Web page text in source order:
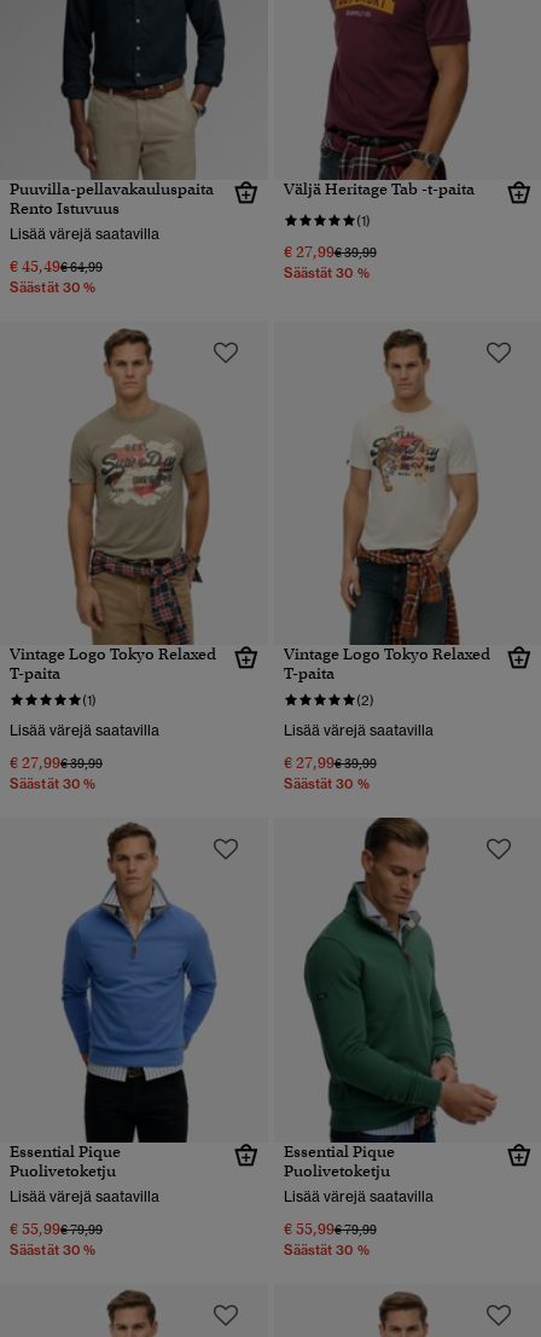
Puuvilla-pellavakauluspaita
Rento Istuvuus
Lisää värejä saatavilla
€ 45,49Hinta alennettu hinnasta
€ 64,99hintaan
Säästät 30 %
Väljä Heritage Tab -t-paita
(1)
€ 27,99Hinta alennettu hinnasta
€ 39,99hintaan
Säästät 30 %
Vintage Logo Tokyo Relaxed
T-paita
(1)
Lisää värejä saatavilla
€ 27,99Hinta alennettu hinnasta
€ 39,99hintaan
Säästät 30 %
Vintage Logo Tokyo Relaxed
T-paita
(2)
Lisää värejä saatavilla
€ 27,99Hinta alennettu hinnasta
€ 39,99hintaan
Säästät 30 %
Essential Pique
Puolivetoketju
Lisää värejä saatavilla
€ 55,99Hinta alennettu hinnasta
€ 79,99hintaan
Säästät 30 %
Essential Pique
Puolivetoketju
Lisää värejä saatavilla
€ 55,99Hinta alennettu hinnasta
€ 79,99hintaan
Säästät 30 %